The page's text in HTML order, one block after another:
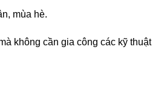
mùa hè.
không cần gia công các kỹ thuật